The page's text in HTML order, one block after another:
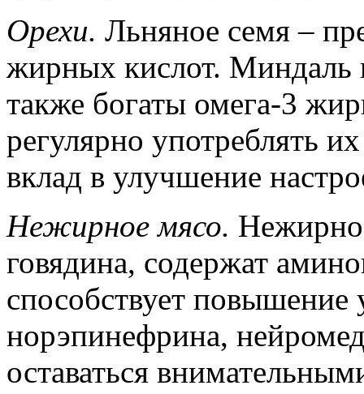
Орехи. Льняное семя –
жирных кислот. Миндаль
также богаты омега-3
регулярно употреблять
вклад в улучшение
Нежирное мясо.
говядина, содержат
способствует
норэпинефрина,
оставаться